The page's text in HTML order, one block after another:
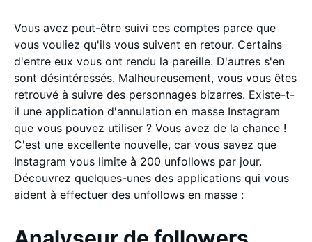
Vous avez peut-être suivi ces comptes parce que
vous vouliez qu'ils vous suivent en retour. Certains
d'entre eux vous ont rendu la pareille. D'autres s'en
sont désintéressés. Malheureusement, vous vous êtes
retrouvé à suivre des personnages bizarres. Existe-t-
il une application d'annulation en masse Instagram
que vous pouvez utiliser ? Vous avez de la chance !
C'est une excellente nouvelle, car vous savez que
Instagram vous limite à 200 unfollows par jour.
Découvrez quelques-unes des applications qui vous
aident à effectuer des unfollows en masse :